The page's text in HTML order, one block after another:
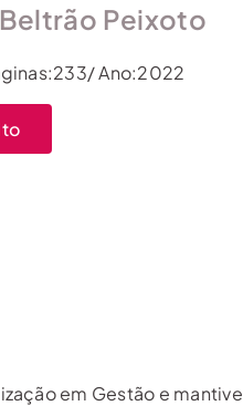
Peixoto
Ano:2022
em Gestão e